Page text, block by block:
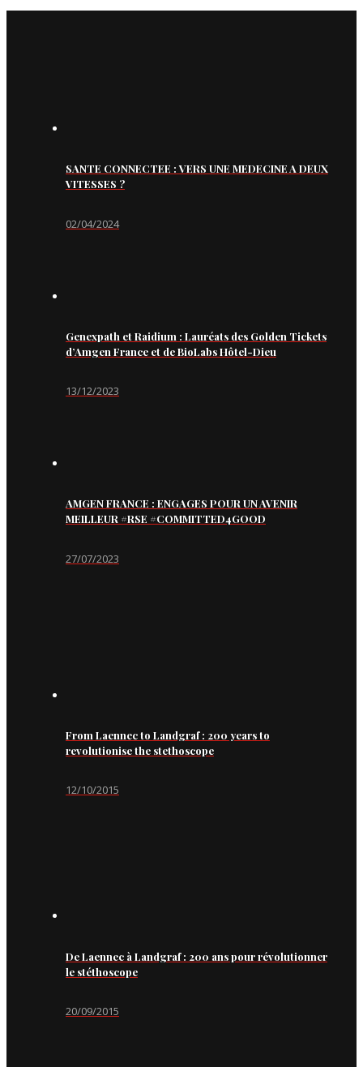
SANTE CONNECTEE : VERS UNE MEDECINE A DEUX
VITESSES ?
02/04/2024
Genexpath et Raidium : Lauréats des Golden Tickets
d’Amgen France et de BioLabs Hôtel-Dieu
13/12/2023
AMGEN FRANCE : ENGAGES POUR UN AVENIR
MEILLEUR #RSE #COMMITTED4GOOD
27/07/2023
From Laennec to Landgraf : 200 years to
revolutionise the stethoscope
12/10/2015
De Laennec à Landgraf : 200 ans pour révolutionner
le stéthoscope
20/09/2015